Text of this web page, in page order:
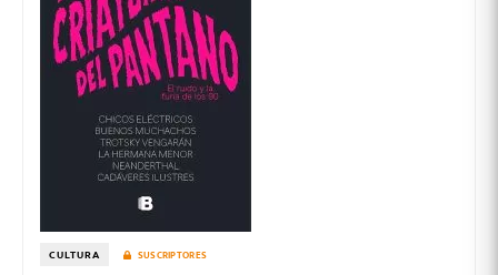
CULTURA SUSCRIPTORES